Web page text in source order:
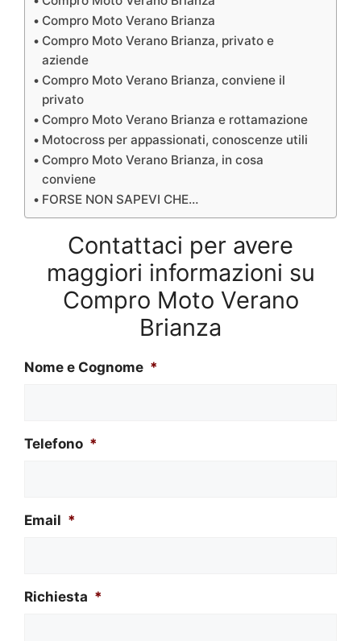
Compro Moto Verano Brianza
Compro Moto Verano Brianza, privato e
aziende
Compro Moto Verano Brianza, conviene il
privato
Compro Moto Verano Brianza e rottamazione
Motocross per appassionati, conoscenze utili
Compro Moto Verano Brianza, in cosa
conviene
FORSE NON SAPEVI CHE…
Contattaci per avere
maggiori informazioni su
Compro Moto Verano
Brianza
Nome e Cognome *
Telefono *
Email *
Richiesta *